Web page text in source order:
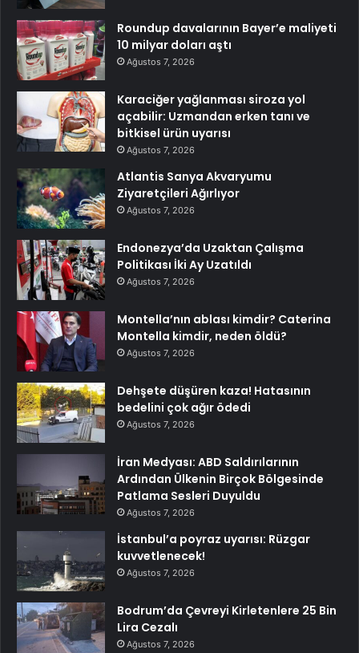
Roundup davalarının Bayer’e maliyeti
10 milyar doları aştı
Ağustos 7, 2026
Karaciğer yağlanması siroza yol
açabilir: Uzmandan erken tanı ve
bitkisel ürün uyarısı
Ağustos 7, 2026
Atlantis Sanya Akvaryumu
Ziyaretçileri Ağırlıyor
Ağustos 7, 2026
Endonezya’da Uzaktan Çalışma
Politikası İki Ay Uzatıldı
Ağustos 7, 2026
Montella’nın ablası kimdir? Caterina
Montella kimdir, neden öldü?
Ağustos 7, 2026
Dehşete düşüren kaza! Hatasının
bedelini çok ağır ödedi
Ağustos 7, 2026
İran Medyası: ABD Saldırılarının
Ardından Ülkenin Birçok Bölgesinde
Patlama Sesleri Duyuldu
Ağustos 7, 2026
İstanbul’a poyraz uyarısı: Rüzgar
kuvvetlenecek!
Ağustos 7, 2026
Bodrum’da Çevreyi Kirletenlere 25 Bin
Lira Cezalı
Ağustos 7, 2026